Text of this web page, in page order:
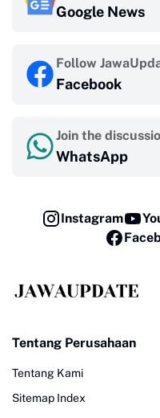
Google News
Follow
Facebook
Join the
WhatsApp
Instagram
Tentang Perusahaan
Tentang Kami
Sitemap Index